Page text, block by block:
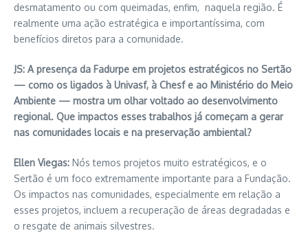
desmatamento ou com queimadas, enfim, naquela região. É
realmente uma ação estratégica e importantíssima, com
benefícios diretos para a comunidade.
JS: A presença da Fadurpe em projetos estratégicos no Sertão
— como os ligados à Univasf, à Chesf e ao Ministério do Meio
Ambiente — mostra um olhar voltado ao desenvolvimento
regional. Que impactos esses trabalhos já começam a gerar
nas comunidades locais e na preservação ambiental?
Ellen Viegas: Nós temos projetos muito estratégicos, e o
Sertão é um foco extremamente importante para a Fundação.
Os impactos nas comunidades, especialmente em relação a
esses projetos, incluem a recuperação de áreas degradadas e
o resgate de animais silvestres.